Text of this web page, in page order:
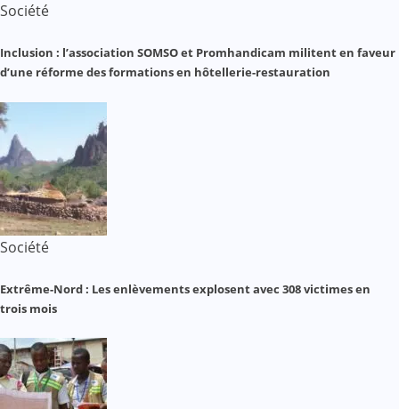
Société
Inclusion : l’association SOMSO et Promhandicam militent en faveur
d’une réforme des formations en hôtellerie-restauration
Société
Extrême-Nord : Les enlèvements explosent avec 308 victimes en
trois mois